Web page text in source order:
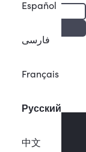
Español
فارسی
Français
Русский
中文